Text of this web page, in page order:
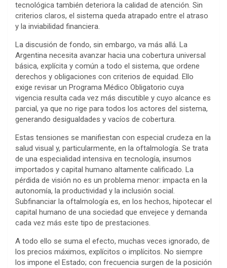
tecnológica también deteriora la calidad de atención. Sin
criterios claros, el sistema queda atrapado entre el atraso
y la inviabilidad financiera.
La discusión de fondo, sin embargo, va más allá. La
Argentina necesita avanzar hacia una cobertura universal
básica, explícita y común a todo el sistema, que ordene
derechos y obligaciones con criterios de equidad. Ello
exige revisar un Programa Médico Obligatorio cuya
vigencia resulta cada vez más discutible y cuyo alcance es
parcial, ya que no rige para todos los actores del sistema,
generando desigualdades y vacíos de cobertura.
Estas tensiones se manifiestan con especial crudeza en la
salud visual y, particularmente, en la oftalmología. Se trata
de una especialidad intensiva en tecnología, insumos
importados y capital humano altamente calificado. La
pérdida de visión no es un problema menor: impacta en la
autonomía, la productividad y la inclusión social.
Subfinanciar la oftalmología es, en los hechos, hipotecar el
capital humano de una sociedad que envejece y demanda
cada vez más este tipo de prestaciones.
A todo ello se suma el efecto, muchas veces ignorado, de
los precios máximos, explícitos o implícitos. No siempre
los impone el Estado; con frecuencia surgen de la posición